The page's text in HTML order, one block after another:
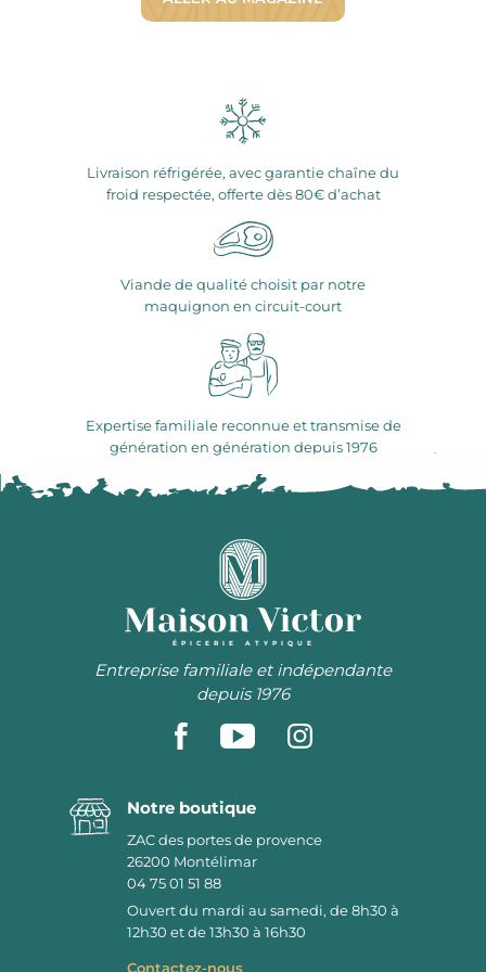
Livraison réfrigérée, avec garantie chaîne du
froid respectée, offerte dès 80€ d’achat
Viande de qualité choisit par notre
maquignon en circuit-court
Expertise familiale reconnue et transmise de
génération en génération depuis 1976
ÉPICERIE ATYPIQUE
Entreprise familiale et indépendante
depuis 1976
Notre boutique
ZAC des portes de provence
26200 Montélimar
04 75 01 51 88
Ouvert du mardi au samedi, de 8h30 à
12h30 et de 13h30 à 16h30
Contactez-nous